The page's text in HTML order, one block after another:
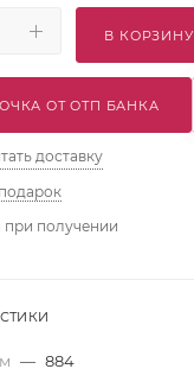
В КОРЗИНУ
ОТ ОТП БАНКА
доставку
при получении
— 884